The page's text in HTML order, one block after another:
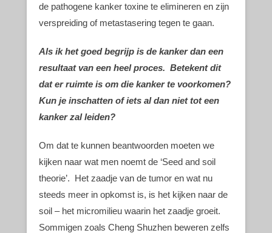
de pathogene kanker toxine te elimineren en zijn
verspreiding of metastasering tegen te gaan.
Als ik het goed begrijp is de kanker dan een
resultaat van een heel proces. Betekent dit
dat er ruimte is om die kanker te voorkomen?
Kun je inschatten of iets al dan niet tot een
kanker zal leiden?
Om dat te kunnen beantwoorden moeten we
kijken naar wat men noemt de ‘Seed and soil
theorie’. Het zaadje van de tumor en wat nu
steeds meer in opkomst is, is het kijken naar de
soil – het micromilieu waarin het zaadje groeit.
Sommigen zoals Cheng Shuzhen beweren zelfs